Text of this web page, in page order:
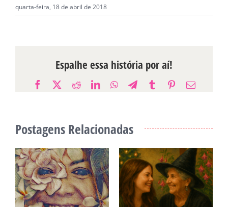
quarta-feira, 18 de abril de 2018
Espalhe essa história por aí!
Facebook
X RedditLinkedInWhatsApp
Telegram
TumblrPinterest
E-
Postagens Relacionadas